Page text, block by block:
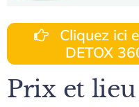
Cliquez ici
DETOX
Prix et